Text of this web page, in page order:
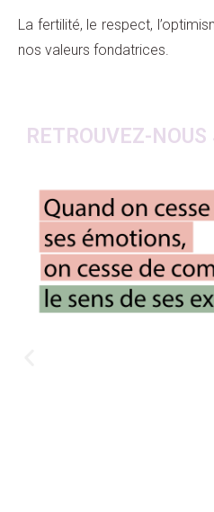
La fertilité, le respect,
nos valeurs fondatrices.
RETROUVEZ-